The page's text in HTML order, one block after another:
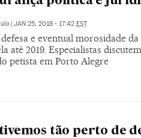
JAN 25, 2018 - 17:42 EST
e eventual morosidade
até 2019. Especialistas
petista em Porto Alegre
tão perto de